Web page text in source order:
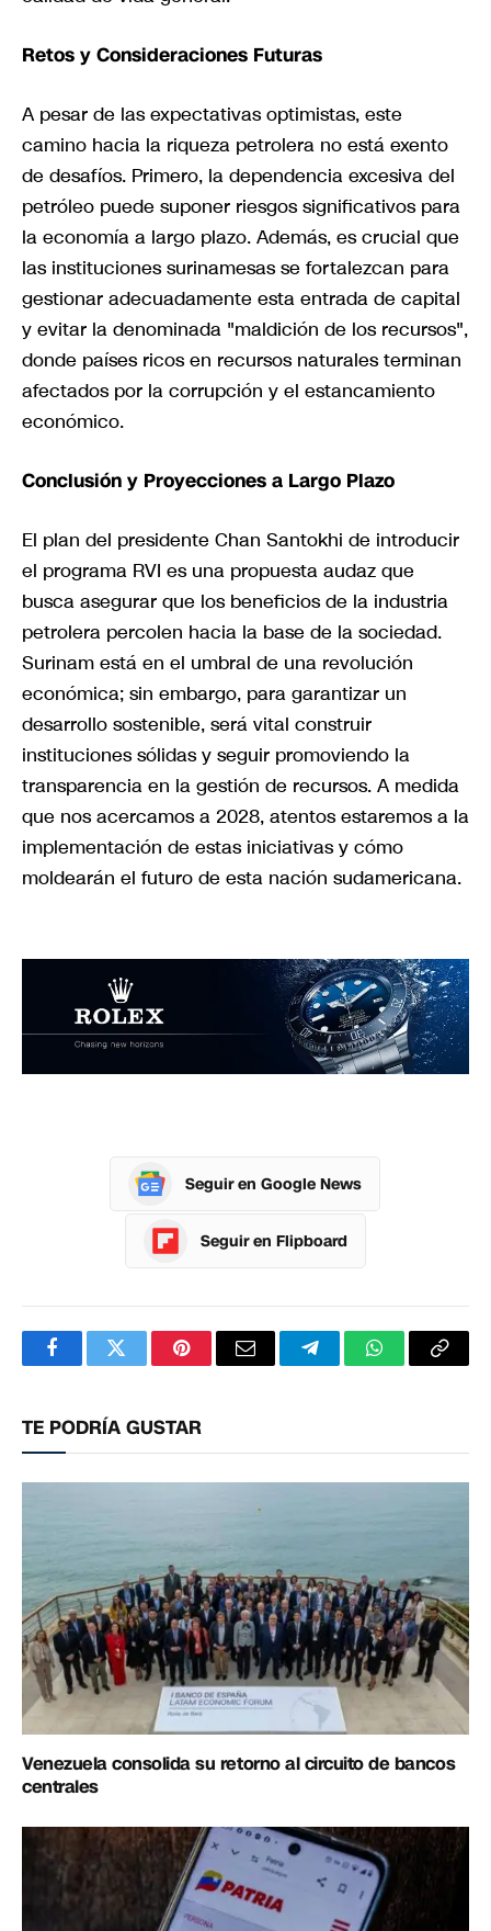
Retos y Consideraciones Futuras
A pesar de las expectativas optimistas, este
camino hacia la riqueza petrolera no está exento
de desafíos. Primero, la dependencia excesiva del
petróleo puede suponer riesgos significativos para
la economía a largo plazo. Además, es crucial que
las instituciones surinamesas se fortalezcan para
gestionar adecuadamente esta entrada de capital
y evitar la denominada "maldición de los recursos",
donde países ricos en recursos naturales terminan
afectados por la corrupción y el estancamiento
económico.
Conclusión y Proyecciones a Largo Plazo
El plan del presidente Chan Santokhi de introducir
el programa RVI es una propuesta audaz que
busca asegurar que los beneficios de la industria
petrolera percolen hacia la base de la sociedad.
Surinam está en el umbral de una revolución
económica; sin embargo, para garantizar un
desarrollo sostenible, será vital construir
instituciones sólidas y seguir promoviendo la
transparencia en la gestión de recursos. A medida
que nos acercamos a 2028, atentos estaremos a la
implementación de estas iniciativas y cómo
moldearán el futuro de esta nación sudamericana.
Seguir en Google News
Seguir en Flipboard
FacebookTwitterPinterestCorreoTelegramWhatsApp
TE PODRÍA GUSTAR
Venezuela consolida su retorno al circuito de bancos
centrales